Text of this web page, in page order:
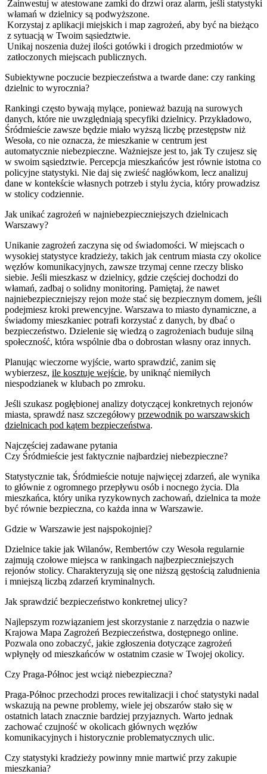
Zainwestuj w atestowane zamki do drzwi oraz alarm, jeśli statystyki
włamań w dzielnicy są podwyższone.
Korzystaj z aplikacji miejskich i map zagrożeń, aby być na bieżąco
z sytuacją w Twoim sąsiedztwie.
Unikaj noszenia dużej ilości gotówki i drogich przedmiotów w
zatłoczonych miejscach publicznych.
Subiektywne poczucie bezpieczeństwa a twarde dane: czy ranking
dzielnic to wyrocznia?
Rankingi często bywają mylące, ponieważ bazują na surowych
danych, które nie uwzględniają specyfiki dzielnicy. Przykładowo,
Śródmieście zawsze będzie miało wyższą liczbę przestępstw niż
Wesoła, co nie oznacza, że mieszkanie w centrum jest
automatycznie niebezpieczne. Ważniejsze jest to, jak Ty czujesz się
w swoim sąsiedztwie. Percepcja mieszkańców jest równie istotna co
policyjne statystyki. Nie daj się zwieść nagłówkom, lecz analizuj
dane w kontekście własnych potrzeb i stylu życia, który prowadzisz
w stolicy codziennie.
Jak unikać zagrożeń w najniebezpieczniejszych dzielnicach
Warszawy?
Unikanie zagrożeń zaczyna się od świadomości. W miejscach o
wysokiej statystyce kradzieży, takich jak centrum miasta czy okolice
węzłów komunikacyjnych, zawsze trzymaj cenne rzeczy blisko
siebie. Jeśli mieszkasz w dzielnicy, gdzie częściej dochodzi do
włamań, zadbaj o solidny monitoring. Pamiętaj, że nawet
najniebezpieczniejszy rejon może stać się bezpiecznym domem, jeśli
podejmiesz kroki prewencyjne. Warszawa to miasto dynamiczne, a
świadomy mieszkaniec potrafi korzystać z danych, by dbać o
bezpieczeństwo. Dzielenie się wiedzą o zagrożeniach buduje silną
społeczność, która wspólnie dba o dobrostan własny oraz innych.
Planując wieczorne wyjście, warto sprawdzić, zanim się
wybierzesz, ile kosztuje wejście, by uniknąć niemiłych
niespodzianek w klubach po zmroku.
Jeśli szukasz pogłębionej analizy dotyczącej konkretnych rejonów
miasta, sprawdź nasz szczegółowy przewodnik po warszawskich
dzielnicach pod kątem bezpieczeństwa.
Najczęściej zadawane pytania
Czy Śródmieście jest faktycznie najbardziej niebezpieczne?
Statystycznie tak, Śródmieście notuje najwięcej zdarzeń, ale wynika
to głównie z ogromnego przepływu osób i nocnego życia. Dla
mieszkańca, który unika ryzykownych zachowań, dzielnica ta może
być równie bezpieczna, co każda inna w Warszawie.
Gdzie w Warszawie jest najspokojniej?
Dzielnice takie jak Wilanów, Rembertów czy Wesoła regularnie
zajmują czołowe miejsca w rankingach najbezpieczniejszych
rejonów stolicy. Charakteryzują się one niższą gęstością zaludnienia
i mniejszą liczbą zdarzeń kryminalnych.
Jak sprawdzić bezpieczeństwo konkretnej ulicy?
Najlepszym rozwiązaniem jest skorzystanie z narzędzia o nazwie
Krajowa Mapa Zagrożeń Bezpieczeństwa, dostępnego online.
Pozwala ono zobaczyć, jakie zgłoszenia dotyczące zagrożeń
wpłynęły od mieszkańców w ostatnim czasie w Twojej okolicy.
Czy Praga-Północ jest wciąż niebezpieczna?
Praga-Północ przechodzi proces rewitalizacji i choć statystyki nadal
wskazują na pewne problemy, wiele jej obszarów stało się w
ostatnich latach znacznie bardziej przyjaznych. Warto jednak
zachować czujność w okolicach głównych węzłów
komunikacyjnych i historycznie problematycznych ulic.
Czy statystyki kradzieży powinny mnie martwić przy zakupie
mieszkania?